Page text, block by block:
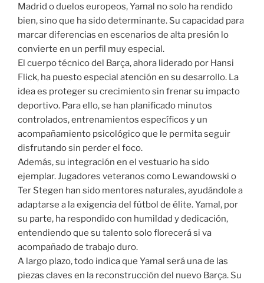
Madrid o duelos europeos, Yamal no solo ha rendido
bien, sino que ha sido determinante. Su capacidad para
marcar diferencias en escenarios de alta presión lo
convierte en un perfil muy especial.
El cuerpo técnico del Barça, ahora liderado por Hansi
Flick, ha puesto especial atención en su desarrollo. La
idea es proteger su crecimiento sin frenar su impacto
deportivo. Para ello, se han planificado minutos
controlados, entrenamientos específicos y un
acompañamiento psicológico que le permita seguir
disfrutando sin perder el foco.
Además, su integración en el vestuario ha sido
ejemplar. Jugadores veteranos como Lewandowski o
Ter Stegen han sido mentores naturales, ayudándole a
adaptarse a la exigencia del fútbol de élite. Yamal, por
su parte, ha respondido con humildad y dedicación,
entendiendo que su talento solo florecerá si va
acompañado de trabajo duro.
A largo plazo, todo indica que Yamal será una de las
piezas claves en la reconstrucción del nuevo Barça. Su